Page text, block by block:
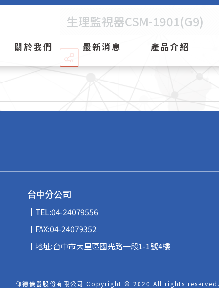
關於我們 最新消息 產品介紹
生理監視器CSM-1901(G9)
台中分公司
TEL:04-24079556
FAX:04-24079352
地址:台中市大里區國光路一段1-1號4樓
仰德儀器股份有限公司 Copyright © 2020 All rights reserved.